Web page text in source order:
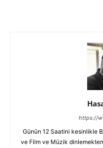
https://
Günün 12 Saatini kesinlikle
ve Film ve Müzik